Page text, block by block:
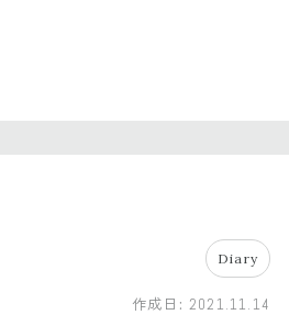
Diary
作成日: 2021.11.14